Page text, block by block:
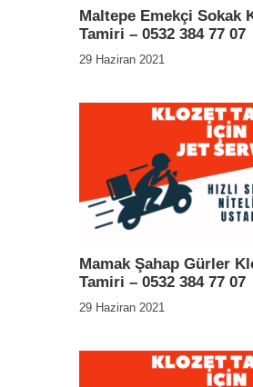
Maltepe Emekçi Sokak
Tamiri – 0532 384 77 07
29 Haziran 2021
Mamak Şahap Gürler
Tamiri – 0532 384 77 07
29 Haziran 2021